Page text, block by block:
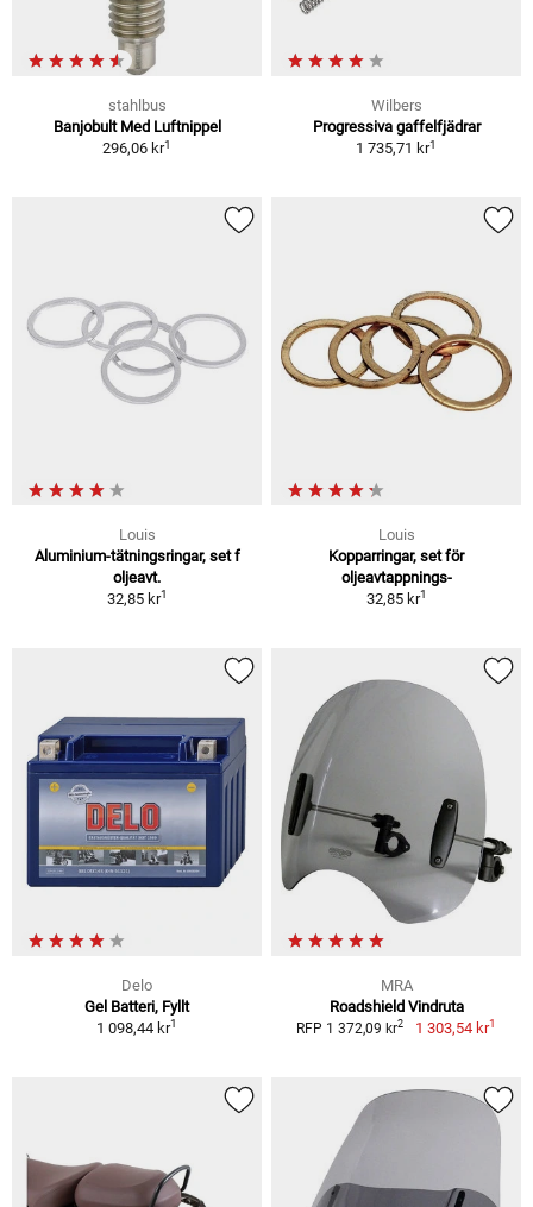
stahlbus
Banjobult Med Luftnippel
296,06 kr1
Wilbers
Progressiva gaffelfjädrar
1 735,71 kr1
Louis
Aluminium-tätningsringar, set f
oljeavt.
32,85 kr1
Louis
Kopparringar, set för
oljeavtappnings-
32,85 kr1
Delo
Gel Batteri, Fyllt
1 098,44 kr1
MRA
Roadshield Vindruta
RFP 1 372,09 kr2 1 303,54 kr1